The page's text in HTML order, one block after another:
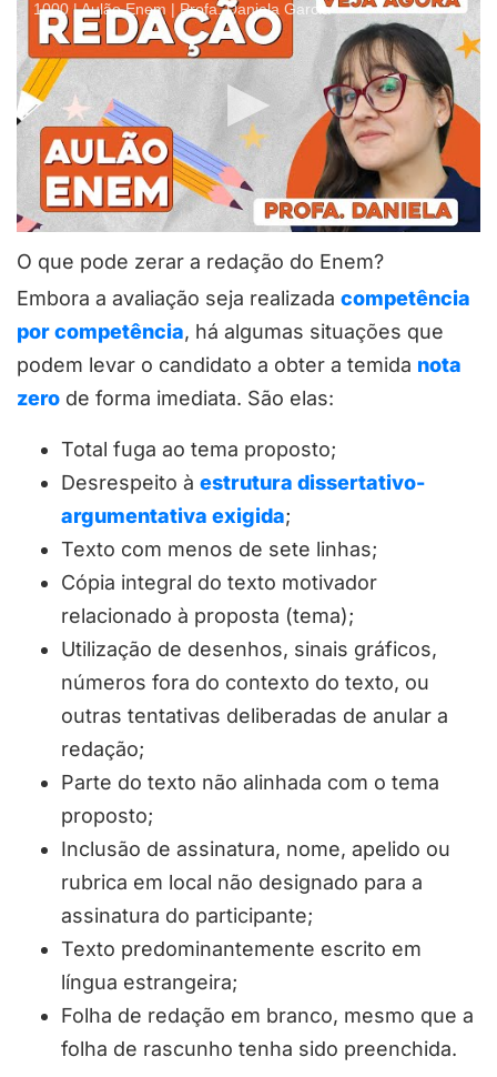
1000 | Aulão Enem | Profa. Daniela Garcia
O que pode zerar a redação do Enem?
Embora a avaliação seja realizada competência
por competência, há algumas situações que
podem levar o candidato a obter a temida nota
zero de forma imediata. São elas:
Total fuga ao tema proposto;
Desrespeito à estrutura dissertativo-
argumentativa exigida;
Texto com menos de sete linhas;
Cópia integral do texto motivador
relacionado à proposta (tema);
Utilização de desenhos, sinais gráficos,
números fora do contexto do texto, ou
outras tentativas deliberadas de anular a
redação;
Parte do texto não alinhada com o tema
proposto;
Inclusão de assinatura, nome, apelido ou
rubrica em local não designado para a
assinatura do participante;
Texto predominantemente escrito em
língua estrangeira;
Folha de redação em branco, mesmo que a
folha de rascunho tenha sido preenchida.